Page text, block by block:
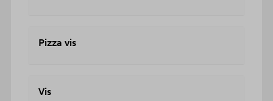
Pizza vis
Vis